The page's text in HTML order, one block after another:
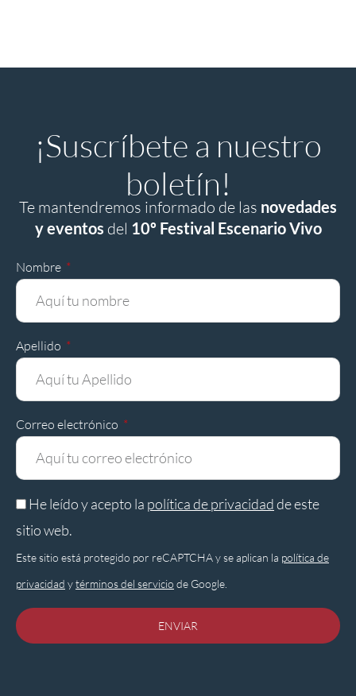
¡Suscríbete a nuestro
boletín!
Te mantendremos informado de las novedades
y eventos del 10º Festival Escenario Vivo
Nombre
Apellido
Correo electrónico
He leído y acepto la política de privacidadde este
sitio web.
Este sitio está protegido por reCAPTCHA y se aplican la política de
privacidad ytérminos del servicio de Google.
ENVIAR